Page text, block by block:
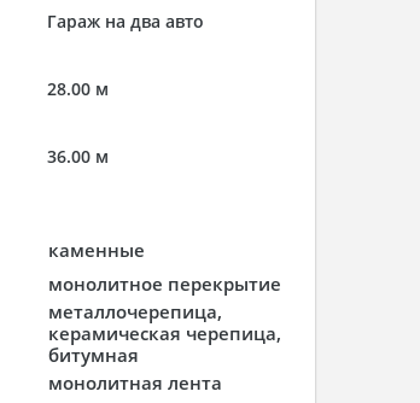
Гараж на два авто
28.00 м
36.00 м
каменные
монолитное перекрытие
металлочерепица,
керамическая черепица,
битумная
монолитная лента